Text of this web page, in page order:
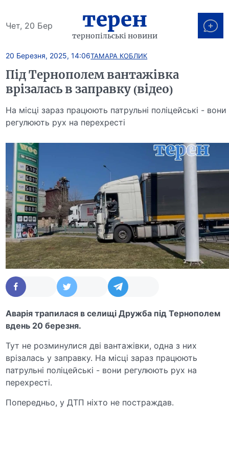
Чет, 20 Бер терен
тернопільські новини
20 Березня, 2025, 14:06ТАМАРА КОБЛИК
Під Тернополем вантажівка
врізалась в заправку (відео)
На місці зараз працюють патрульні поліцейські - вони
регулюють рух на перехресті
Аварія трапилася в селищі Дружба під Тернополем
вдень 20 березня.
Тут не розминулися дві вантажівки, одна з них
врізалась у заправку. На місці зараз працюють
патрульні поліцейські - вони регулюють рух на
перехресті.
Попередньо, у ДТП ніхто не постраждав.